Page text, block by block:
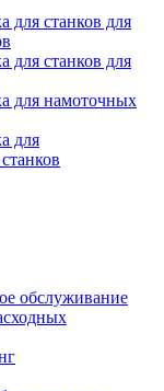
для станков для
для станков для
для намоточных
для
обслуживание